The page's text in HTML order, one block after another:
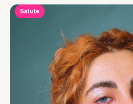
Salute